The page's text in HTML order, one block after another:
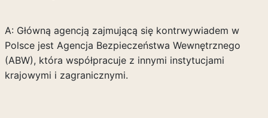
A: Główną agencją zajmującą się kontrwywiadem w
Polsce jest Agencja Bezpieczeństwa Wewnętrznego
(ABW), która współpracuje z innymi instytucjami
krajowymi i zagranicznymi.